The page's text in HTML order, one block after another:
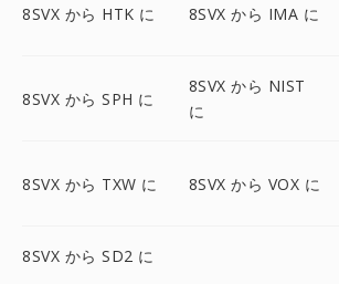
8SVX から HTK に 8SVX から IMA に
8SVX から SPH に
8SVX から NIST
に
8SVX から TXW に 8SVX から VOX に
8SVX から SD2 に